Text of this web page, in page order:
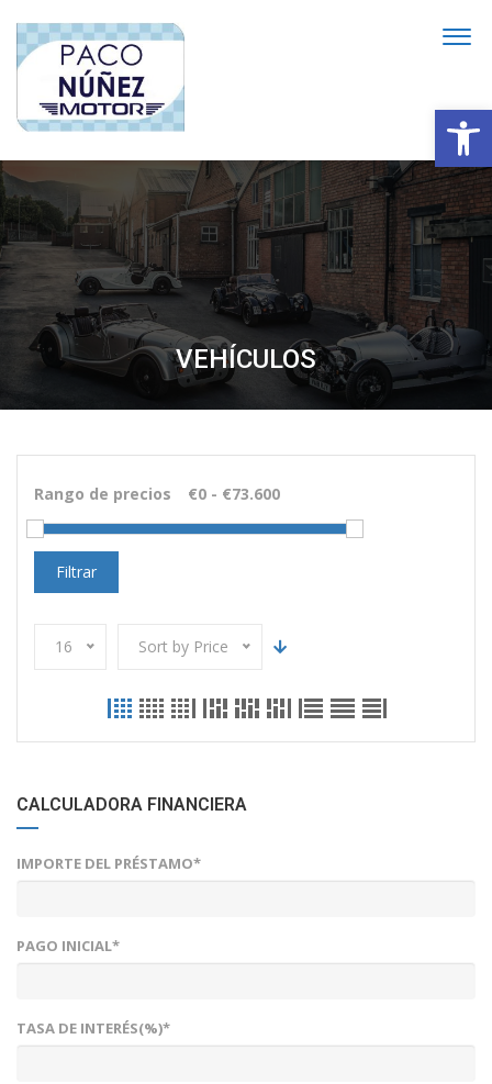
VEHÍCULOS
Rango de precios
Filtrar
16 Sort by Price
CALCULADORA FINANCIERA
IMPORTE DEL PRÉSTAMO*
PAGO INICIAL*
TASA DE INTERÉS(%)*